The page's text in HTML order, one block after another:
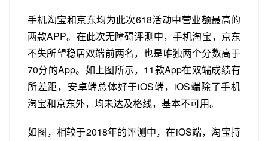
手机淘宝和京东均为此次618活动中营业额最高的
两款APP。在此次无障碍评测中，手机淘宝，京东
不失所望稳居双端前两名，也是唯独两个分数高于
70分的App。如上图所示，11款App在双端成绩有
所差距，安卓端总体好于iOS端，iOS端除了手机
淘宝和京东外，均未达及格线，基本不可用。
如图，相较于2018年的评测中，在iOS端，淘宝持